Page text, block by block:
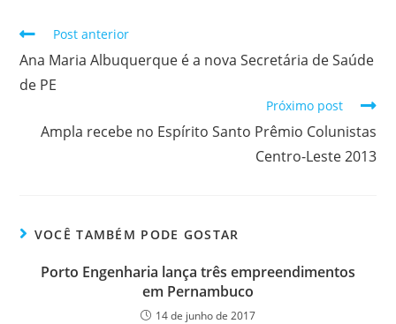
Post anterior
Ana Maria Albuquerque é a nova Secretária de Saúde
de PE
Próximo post
Ampla recebe no Espírito Santo Prêmio Colunistas
Centro-Leste 2013
VOCÊ TAMBÉM PODE GOSTAR
Porto Engenharia lança três empreendimentos
em Pernambuco
14 de junho de 2017